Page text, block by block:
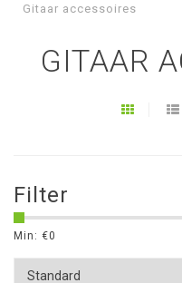
Gitaar accessoires
GITAAR
Filter
Min: €0